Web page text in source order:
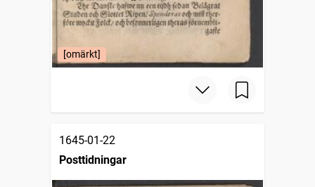
[omärkt]
1645-01-22
Posttidningar